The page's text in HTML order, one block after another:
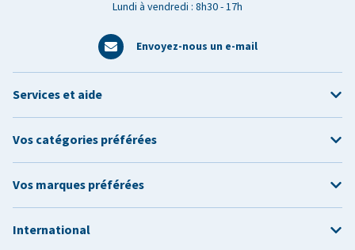
Lundi à vendredi : 8h30 - 17h
Envoyez-nous un e-mail
Services et aide
Vos catégories préférées
Vos marques préférées
International